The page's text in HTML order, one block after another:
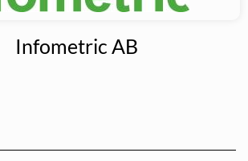
Infometric AB